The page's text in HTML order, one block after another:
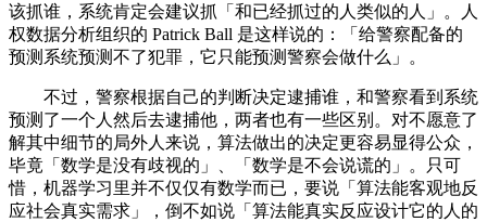
该抓谁，系统肯定会建议抓「和已经抓过的人类似的人」。人
权数据分析组织的 Patrick Ball 是这样说的：「给警察配备的
预测系统预测不了犯罪，它只能预测警察会做什么」。
不过，警察根据自己的判断决定逮捕谁，和警察看到系统
预测了一个人然后去逮捕他，两者也有一些区别。对不愿意了
解其中细节的局外人来说，算法做出的决定更容易显得公众，
毕竟「数学是没有歧视的」、「数学是不会说谎的」。只可
惜，机器学习里并不仅仅有数学而已，要说「算法能客观地反
应社会真实需求」，倒不如说「算法能真实反应设计它的人的